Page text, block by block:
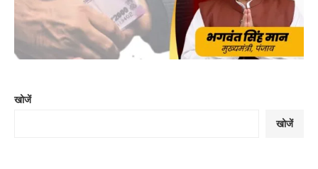
खोजें
खोजें